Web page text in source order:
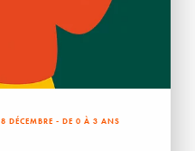
8 DÉCEMBRE - DE 0 À 3 ANS